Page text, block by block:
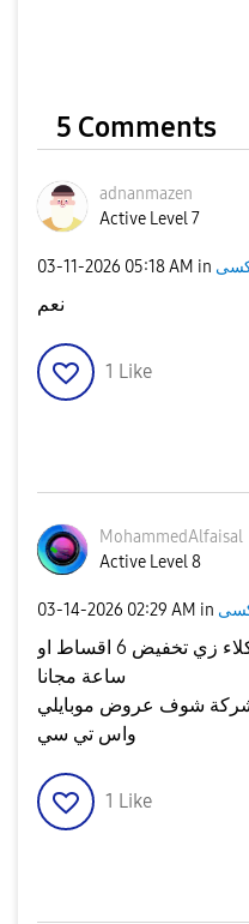
5 Comments
adnanmazen
Active Level 7
‎03-11-2026 05:18 AM in
نعم
1 Like
MohammedAlfaisal
Active Level 8
‎03-14-2026 02:29 AM in
نعم بس فيه عروض ثانية من الوكلاء زي تخفيض 6 اقساط او
ساعة مجانا
شوف عروض موبايلي
واس تي سي
1 Like